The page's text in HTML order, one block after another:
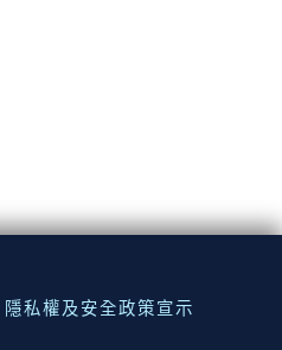
隱私權及安全政策宣示